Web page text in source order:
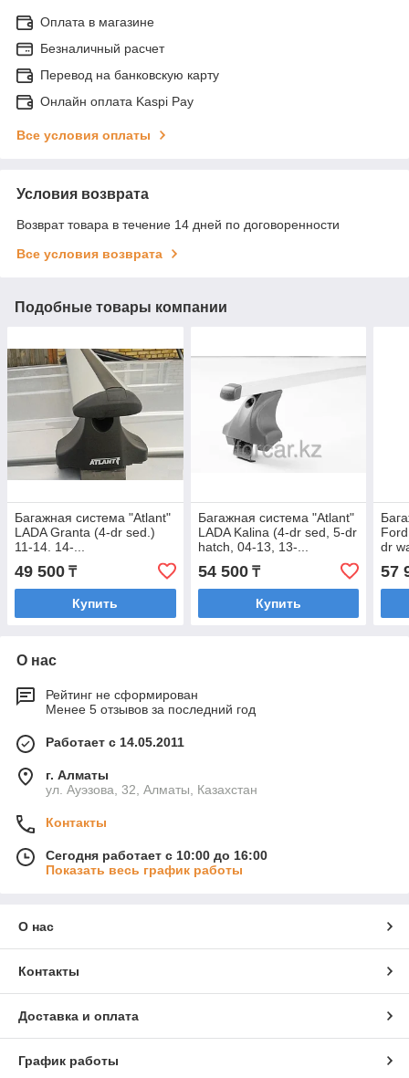
Оплата в магазине
Безналичный расчет
Перевод на банковскую карту
Онлайн оплата Kaspi Pay
Все условия оплаты
Условия возврата
Возврат товара в течение 14 дней по договоренности
Все условия возврата
Подобные товары компании
Багажная система "Atlant"
LADA Granta (4-dr sed.)
11-14. 14-...
(Крыловидная)
49 500 ₸
Купить
Багажная система "Atlant"
LADA Kalina (4-dr sed, 5-dr
hatch, 04-13, 13-...
(Прямоугольная)
54 500₸
Купить
dr
57
О нас
Рейтинг не сформирован
Менее 5 отзывов за последний год
Работает с 14.05.2011
г. Алматы
ул. Ауэзова, 32, Алматы, Казахстан
Контакты
Сегодня работает с 10:00 до 16:00
Показать весь график работы
О нас
Контакты
Доставка и оплата
График работы